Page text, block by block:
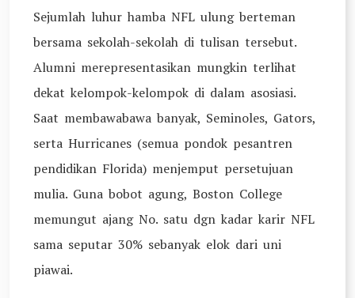
Sejumlah luhur hamba NFL ulung berteman
bersama sekolah-sekolah di tulisan tersebut.
Alumni merepresentasikan mungkin terlihat
dekat kelompok-kelompok di dalam asosiasi.
Saat membawabawa banyak, Seminoles, Gators,
serta Hurricanes (semua pondok pesantren
pendidikan Florida) menjemput persetujuan
mulia. Guna bobot agung, Boston College
memungut ajang No. satu dgn kadar karir NFL
sama seputar 30% sebanyak elok dari uni
piawai.